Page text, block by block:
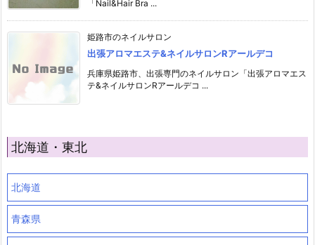
「Nail&Hair Bra ...
姫路市のネイルサロン
出張アロマエステ&ネイルサロンRアールデコ
兵庫県姫路市、出張専門のネイルサロン「出張アロマエス
テ&ネイルサロンRアールデコ ...
北海道・東北
北海道
青森県